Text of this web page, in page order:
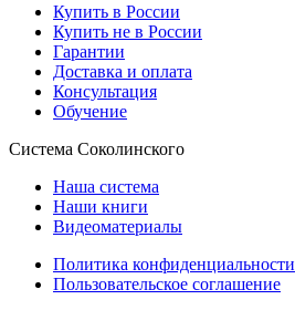
Купить в России
Купить не в России
Гарантии
Доставка и оплата
Консультация
Обучение
Система Соколинского
Наша система
Наши книги
Видеоматериалы
Политика конфиденциальности
Пользовательское соглашение